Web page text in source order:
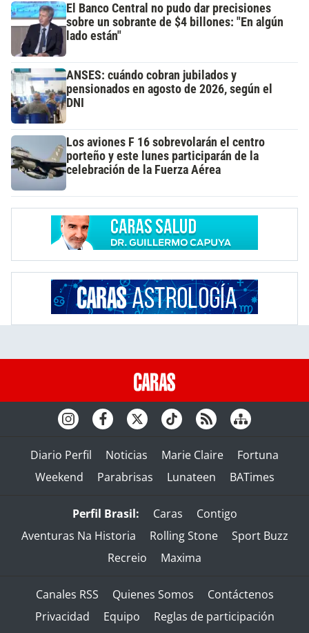
El Banco Central no pudo dar precisiones
sobre un sobrante de $4 billones: "En algún
lado están"
ANSES: cuándo cobran jubilados y
pensionados en agosto de 2026, según el
DNI
Los aviones F 16 sobrevolarán el centro
porteño y este lunes participarán de la
celebración de la Fuerza Aérea
Diario Perfil Noticias Marie Claire
Fortuna
Weekend
Parabrisas Lunateen BATimes
Perfil Brasil: Caras
Contigo
Aventuras Na Historia
Rolling Stone
Sport Buzz
Recreio
Maxima
Canales RSS Quienes Somos
Contáctenos
Privacidad
Equipo
Reglas de participación